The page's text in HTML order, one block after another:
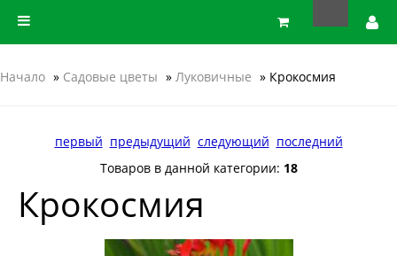
Начало » Садовые цветы » Луковичные » Крокосмия
первый предыдущий следующий последний
Товаров в данной категории: 18
Крокосмия